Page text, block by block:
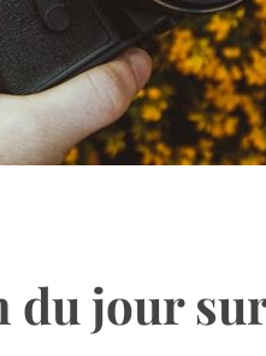
du jour